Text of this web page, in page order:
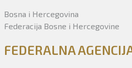
Bosna i Hercegovina
Federacija Bosne i Hercegovine
FEDERALNA